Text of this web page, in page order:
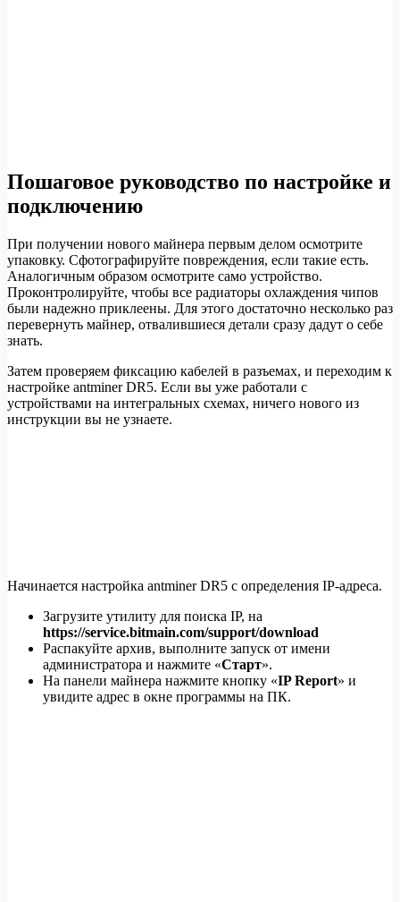
Пошаговое руководство по настройке и
подключению
При получении нового майнера первым делом осмотрите
упаковку. Сфотографируйте повреждения, если такие есть.
Аналогичным образом осмотрите само устройство.
Проконтролируйте, чтобы все радиаторы охлаждения чипов
были надежно приклеены. Для этого достаточно несколько раз
перевернуть майнер, отвалившиеся детали сразу дадут о себе
знать.
Затем проверяем фиксацию кабелей в разъемах, и переходим к
настройке antminer DR5. Если вы уже работали с
устройствами на интегральных схемах, ничего нового из
инструкции вы не узнаете.
Начинается настройка antminer DR5 с определения IP-адреса.
Загрузите утилиту для поиска IP, на
https://service.bitmain.com/support/download
Распакуйте архив, выполните запуск от имени
администратора и нажмите «Старт».
На панели майнера нажмите кнопку «IP Report» и
увидите адрес в окне программы на ПК.